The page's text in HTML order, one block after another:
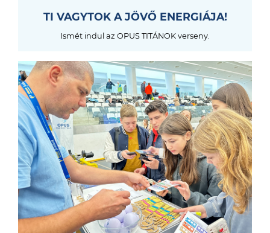
TI VAGYTOK A JÖVŐ ENERGIÁJA!
Ismét indul az OPUS TITÁNOK verseny.